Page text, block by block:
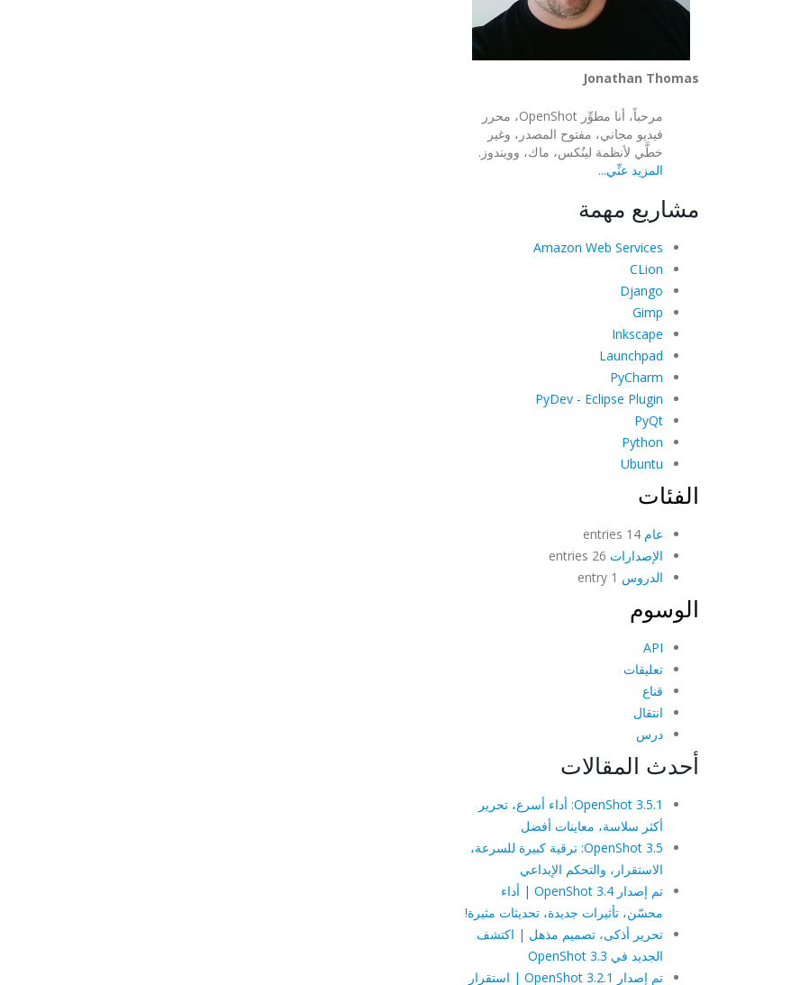
Jonathan Thomas
مرحباً، أنا مطوِّر OpenShot، محرر
فيديو مجاني، مفتوح المصدر، وغير
خطَّي لأنظمة لينُكس، ماك، وويندوز.
المزيد عنِّي...
مشاريع مهمة
Amazon Web Services
CLion
Django
Gimp
Inkscape
Launchpad
PyCharm
PyDev - Eclipse Plugin
PyQt
Python
Ubuntu
الفئات
عام
الإصدارات
الدروس
الوسوم
API
تعليقات
قناع
انتقال
درس
أحدث المقالات
OpenShot 3.5.1: أداء أسرع، تحرير
أكثر سلاسة، معاينات أفضل
OpenShot 3.5: ترقية كبيرة للسرعة،
الاستقرار، والتحكم الإبداعي
تم إصدار OpenShot 3.4 | أداء
محسّن، تأثيرات جديدة، تحديثات مثيرة!
تحرير أذكى، تصميم مذهل | اكتشف
الجديد في OpenShot 3.3
تم إصدار OpenShot 3.2.1 | استقرار